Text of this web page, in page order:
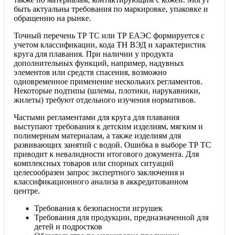
быть актуальны требования по маркировке, упаковке и
обращению на рынке.
Точный перечень ТР ТС или ТР ЕАЭС формируется с
учетом классификации, кода ТН ВЭД и характеристик
круга для плавания. При наличии у продукта
дополнительных функций, например, надувных
элементов или средств спасения, возможно
одновременное применение нескольких регламентов.
Некоторые подтипы (шлемы, плотики, нарукавники,
жилеты) требуют отдельного изучения нормативов.
Частыми регламентами для круга для плавания
выступают требования к детским изделиям, мягким и
полимерным материалам, а также изделиям для
развивающих занятий с водой. Ошибка в выборе ТР ТС
приводит к невалидности итогового документа. Для
комплексных товаров или спорных ситуаций
целесообразен запрос экспертного заключения и
классификационного анализа в аккредитованном
центре.
Требования к безопасности игрушек
Требования для продукции, предназначенной для
детей и подростков